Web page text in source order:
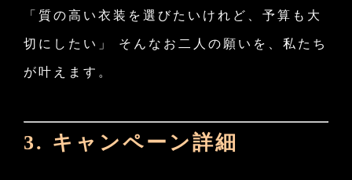
「質の高い衣装を選びたいけれど、予算も大
切にしたい」 そんなお二人の願いを、私たち
が叶えます。
3. キャンペーン詳細